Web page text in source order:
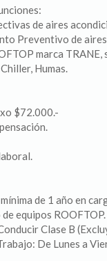
de aires
Preventivo de
marca TRANE,
Humas.
$72.000.-
de 1 año en
equipos ROOFTOP.
Clase B
De Lunes a